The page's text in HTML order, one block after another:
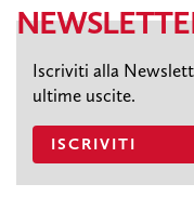
Iscriviti alla
ultime uscite.
ISCRIVITI